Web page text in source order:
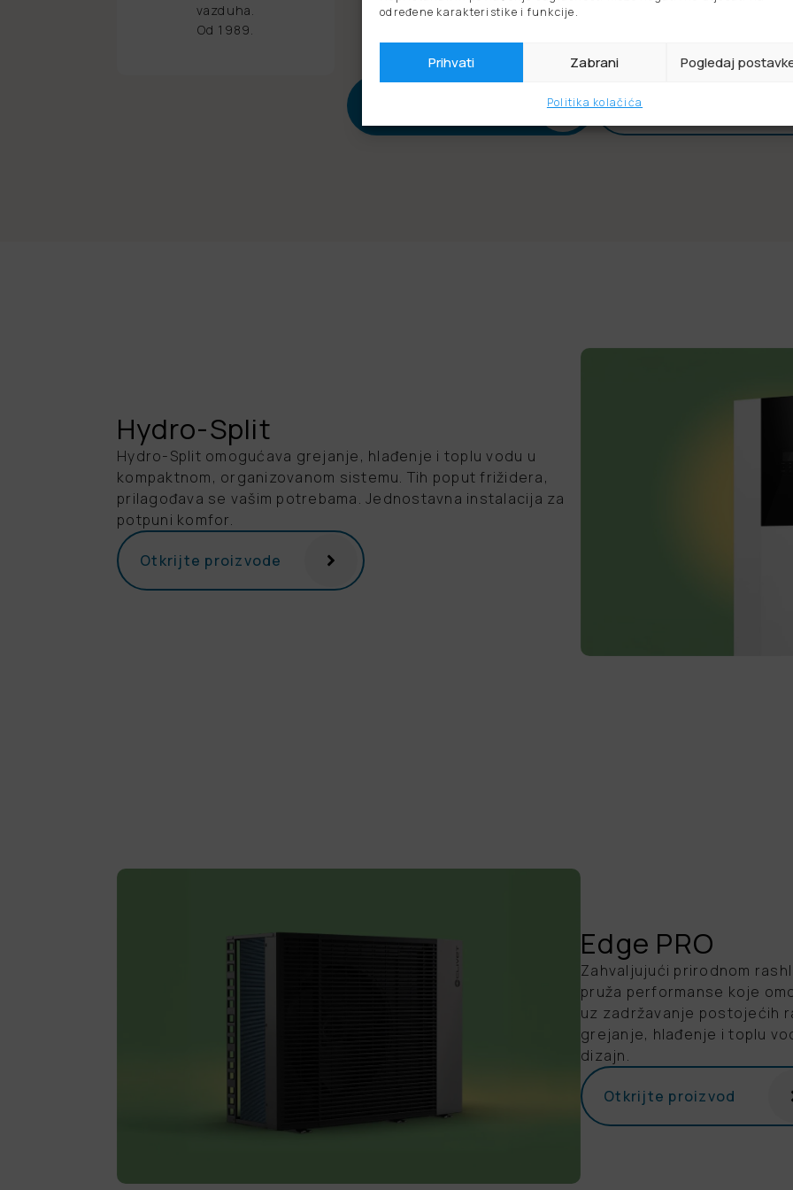
određene karakteristike i funkcije.
Prihvati Zabrani Pogledaj
Politika kolačića
vazduha.
Od 1989.
Saznajte više
Hydro-Split
Hydro-Split omogućava grejanje, hlađenje i toplu vodu u
kompaktnom, organizovanom sistemu. Tih poput frižidera,
prilagođava se vašim potrebama. Jednostavna instalacija za
potpuni komfor.
Otkrijte proizvode
Edge PRO
Zahvaljujući prirodnom
pruža performanse koje
uz zadržavanje postojećih
grejanje, hlađenje i toplu
dizajn.
Otkrijte proizvod